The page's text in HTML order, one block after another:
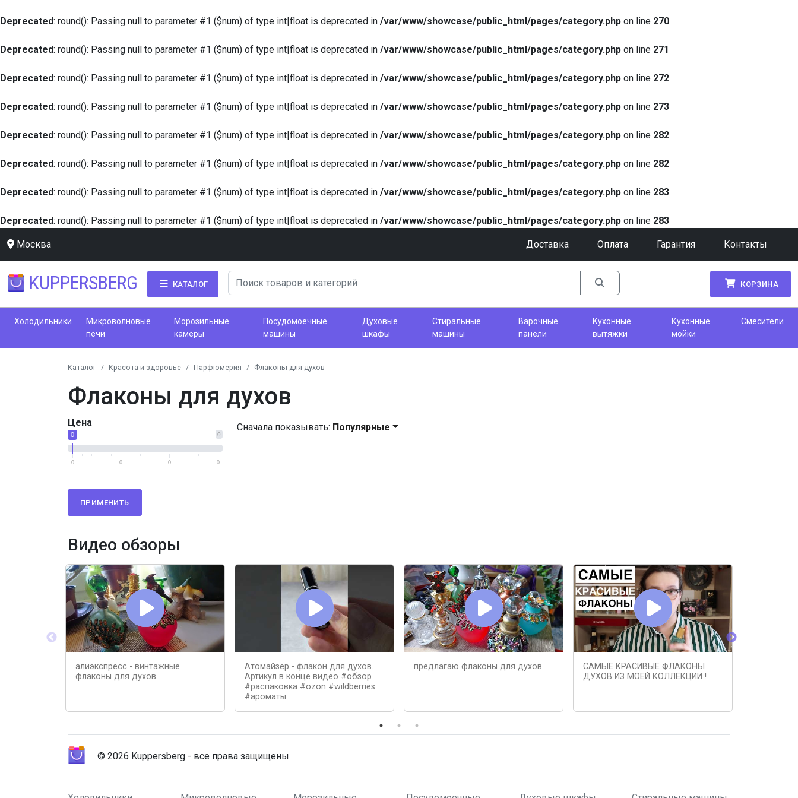
Deprecated: round(): Passing null to parameter #1 ($num) of type int|float is deprecated in /var/www/showcase/public_html/pages/category.php on line 270
Deprecated: round(): Passing null to parameter #1 ($num) of type int|float is deprecated in /var/www/showcase/public_html/pages/category.php on line 271
Deprecated: round(): Passing null to parameter #1 ($num) of type int|float is deprecated in /var/www/showcase/public_html/pages/category.php on line 272
Deprecated: round(): Passing null to parameter #1 ($num) of type int|float is deprecated in /var/www/showcase/public_html/pages/category.php on line 273
Deprecated: round(): Passing null to parameter #1 ($num) of type int|float is deprecated in /var/www/showcase/public_html/pages/category.php on line 282
Deprecated: round(): Passing null to parameter #1 ($num) of type int|float is deprecated in /var/www/showcase/public_html/pages/category.php on line 282
Deprecated: round(): Passing null to parameter #1 ($num) of type int|float is deprecated in /var/www/showcase/public_html/pages/category.php on line 283
Deprecated: round(): Passing null to parameter #1 ($num) of type int|float is deprecated in /var/www/showcase/public_html/pages/category.php on line 283
Москва Доставка Оплата Гарантия Контакты
KUPPERSBERG КАТАЛОГ КОРЗИНА
Холодильники
Микроволновые
печи
Морозильные
камеры
Посудомоечные
машины
Духовые
шкафы
Стиральные
машины
Варочные
панели
Кухонные
вытяжки
Кухонные
мойки
Смесители
Каталог Красота и здоровье Парфюмерия Флаконы для духов
Флаконы для духов
Цена
0
0
0 0 0 0
ПРИМЕНИТЬ
Сначала показывать: Популярные
Видео обзоры
алиэкспресс - винтажные
флаконы для духов
Атомайзер - флакон для духов.
Артикул в конце видео #обзор
#распаковка #ozon #wildberries
#ароматы
предлагаю флаконы для духов
САМЫЕ КРАСИВЫЕ ФЛАКОНЫ
ДУХОВ ИЗ МОЕЙ КОЛЛЕКЦИИ !
© 2026 Kuppersberg - все права защищены